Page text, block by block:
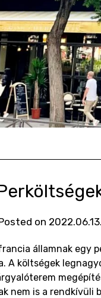
on 2022.06.13.
államnak egy
A költségek
nem is a rendkívüli